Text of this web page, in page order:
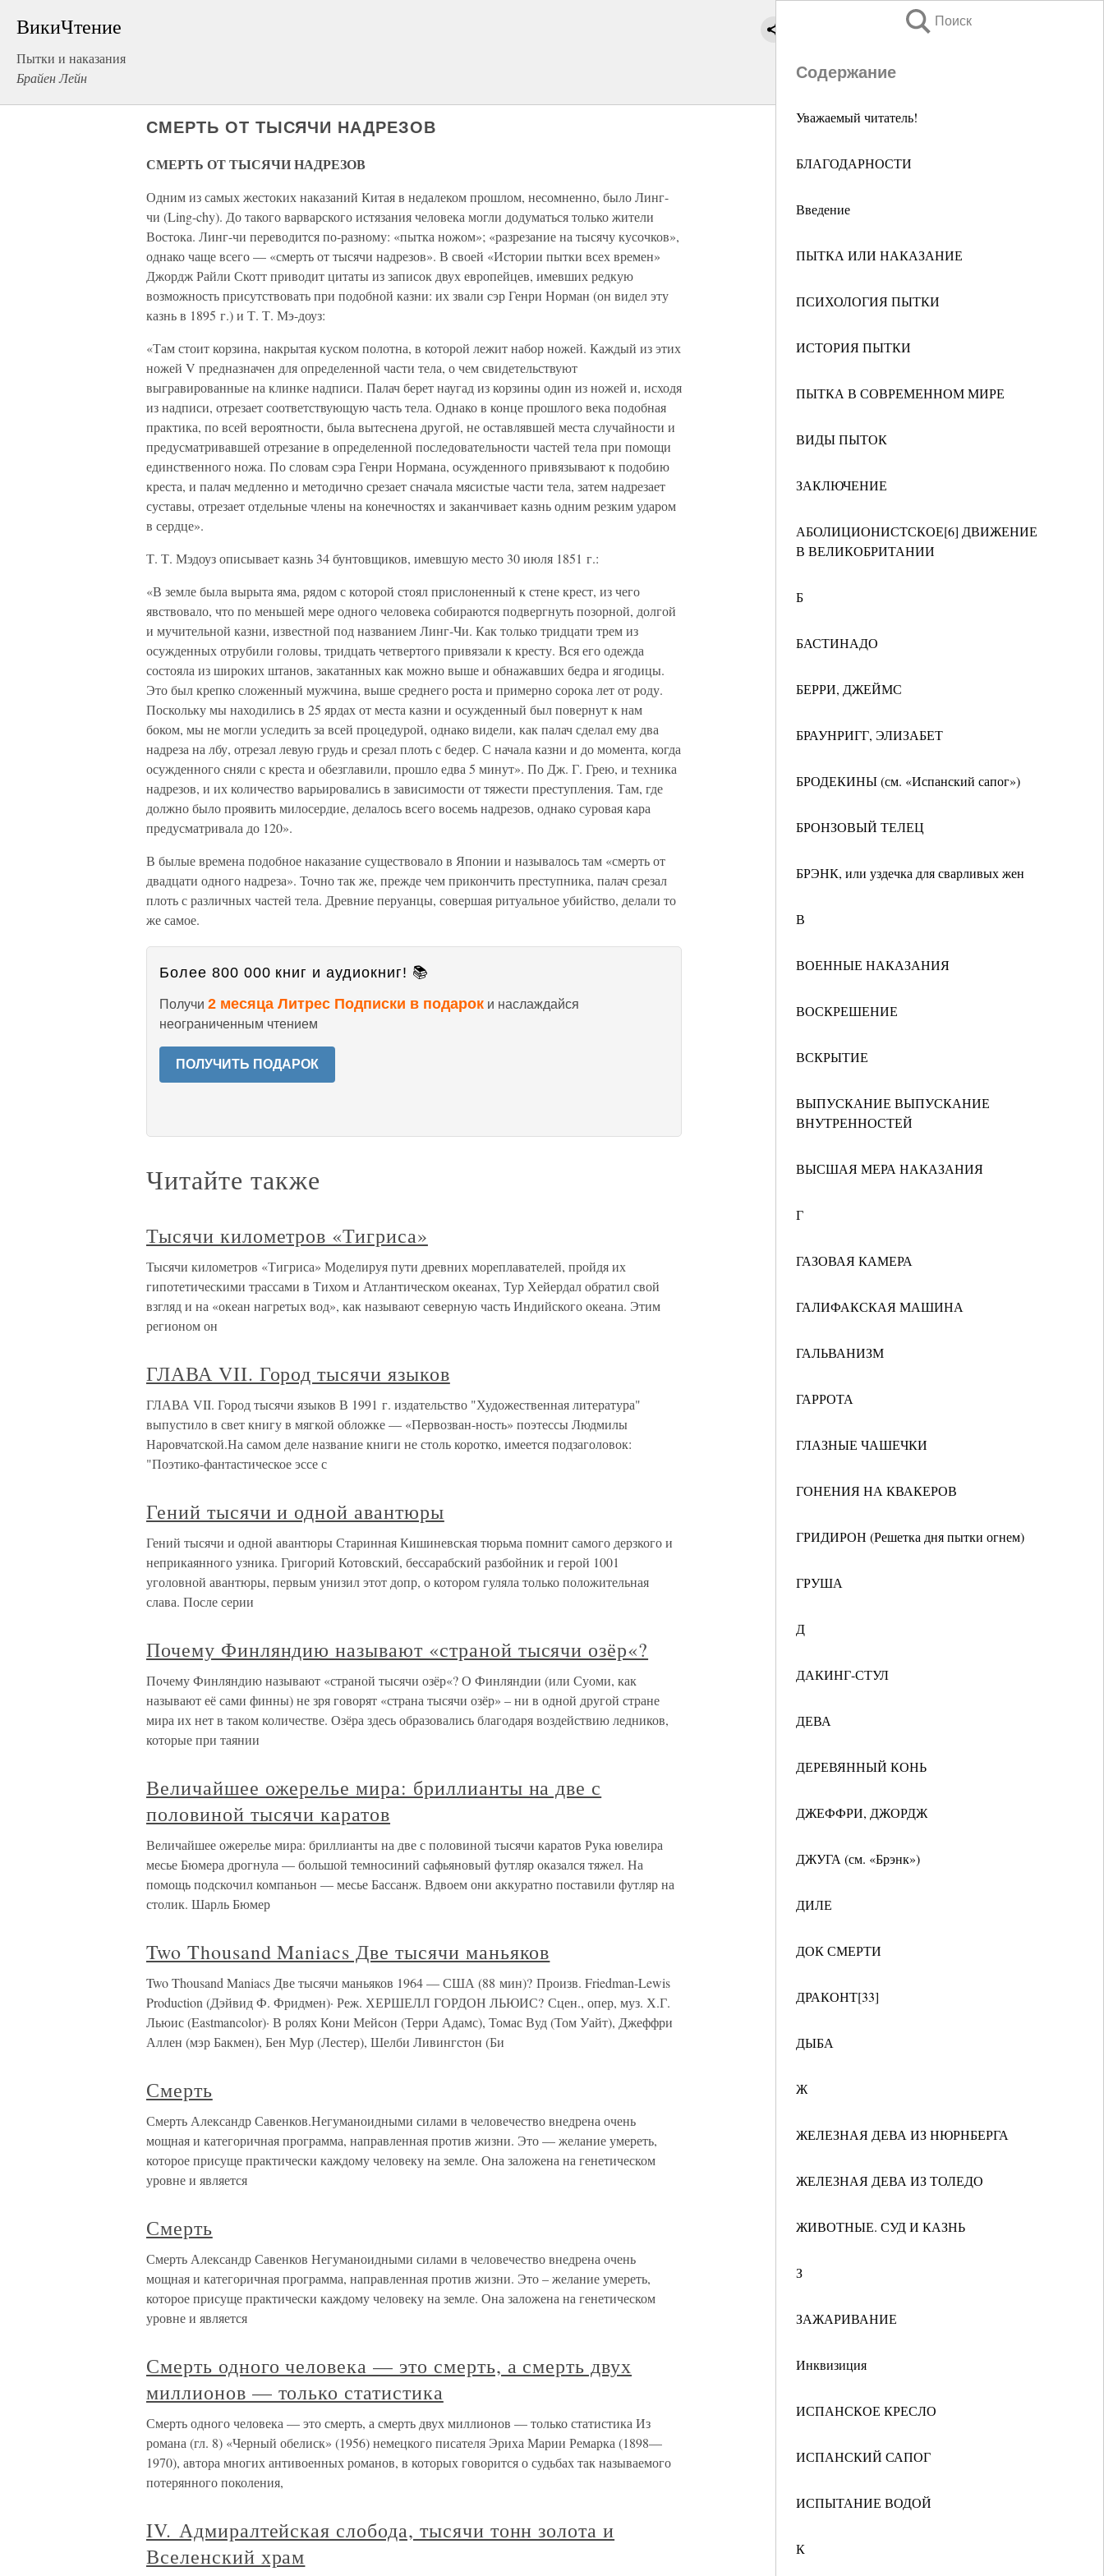
ВикиЧтение
Пытки и наказания
Брайен Лейн
Поиск
Содержание
Уважаемый читатель!
БЛАГОДАРНОСТИ
Введение
ПЫТКА ИЛИ НАКАЗАНИЕ
ПСИХОЛОГИЯ ПЫТКИ
ИСТОРИЯ ПЫТКИ
ПЫТКА В СОВРЕМЕННОМ МИРЕ
ВИДЫ ПЫТОК
ЗАКЛЮЧЕНИЕ
АБОЛИЦИОНИСТСКОЕ[6] ДВИЖЕНИЕ
В ВЕЛИКОБРИТАНИИ
Б
БАСТИНАДО
БЕРРИ, ДЖЕЙМС
БРАУНРИГГ, ЭЛИЗАБЕТ
БРОДЕКИНЫ (см. «Испанский сапог»)
БРОНЗОВЫЙ ТЕЛЕЦ
БРЭНК, или уздечка для сварливых жен
В
ВОЕННЫЕ НАКАЗАНИЯ
ВОСКРЕШЕНИЕ
ВСКРЫТИЕ
ВЫПУСКАНИЕ ВЫПУСКАНИЕ
ВНУТРЕННОСТЕЙ
ВЫСШАЯ МЕРА НАКАЗАНИЯ
Г
ГАЗОВАЯ КАМЕРА
ГАЛИФАКСКАЯ МАШИНА
ГАЛЬВАНИЗМ
ГАРРОТА
ГЛАЗНЫЕ ЧАШЕЧКИ
ГОНЕНИЯ НА КВАКЕРОВ
ГРИДИРОН (Решетка дня пытки огнем)
ГРУША
Д
ДАКИНГ-СТУЛ
ДЕВА
ДЕРЕВЯННЫЙ КОНЬ
ДЖЕФФРИ, ДЖОРДЖ
ДЖУГА (см. «Брэнк»)
ДИЛЕ
ДОК СМЕРТИ
ДРАКОНТ[33]
ДЫБА
Ж
ЖЕЛЕЗНАЯ ДЕВА ИЗ НЮРНБЕРГА
ЖЕЛЕЗНАЯ ДЕВА ИЗ ТОЛЕДО
ЖИВОТНЫЕ. СУД И КАЗНЬ
З
ЗАЖАРИВАНИЕ
Инквизиция
ИСПАНСКОЕ КРЕСЛО
ИСПАНСКИЙ САПОГ
ИСПЫТАНИЕ ВОДОЙ
К
СМЕРТЬ ОТ ТЫСЯЧИ НАДРЕЗОВ
СМЕРТЬ ОТ ТЫСЯЧИ НАДРЕЗОВ
Одним из самых жестоких наказаний Китая в недалеком прошлом, несомненно, было Линг-
чи (Ling-chy). До такого варварского истязания человека могли додуматься только жители
Востока. Линг-чи переводится по-разному: «пытка ножом»; «разрезание на тысячу кусочков»,
однако чаще всего — «смерть от тысячи надрезов». В своей «Истории пытки всех времен»
Джордж Райли Скотт приводит цитаты из записок двух европейцев, имевших редкую
возможность присутствовать при подобной казни: их звали сэр Генри Норман (он видел эту
казнь в 1895 г.) и Т. Т. Мэ-доуз:
«Там стоит корзина, накрытая куском полотна, в которой лежит набор ножей. Каждый из этих
ножей V предназначен для определенной части тела, о чем свидетельствуют
выгравированные на клинке надписи. Палач берет наугад из корзины один из ножей и, исходя
из надписи, отрезает соответствующую часть тела. Однако в конце прошлого века подобная
практика, по всей вероятности, была вытеснена другой, не оставлявшей места случайности и
предусматривавшей отрезание в определенной последовательности частей тела при помощи
единственного ножа. По словам сэра Генри Нормана, осужденного привязывают к подобию
креста, и палач медленно и методично срезает сначала мясистые части тела, затем надрезает
суставы, отрезает отдельные члены на конечностях и заканчивает казнь одним резким ударом
в сердце».
Т. Т. Мэдоуз описывает казнь 34 бунтовщиков, имевшую место 30 июля 1851 г.:
«В земле была вырыта яма, рядом с которой стоял прислоненный к стене крест, из чего
явствовало, что по меньшей мере одного человека собираются подвергнуть позорной, долгой
и мучительной казни, известной под названием Линг-Чи. Как только тридцати трем из
осужденных отрубили головы, тридцать четвертого привязали к кресту. Вся его одежда
состояла из широких штанов, закатанных как можно выше и обнажавших бедра и ягодицы.
Это был крепко сложенный мужчина, выше среднего роста и примерно сорока лет от роду.
Поскольку мы находились в 25 ярдах от места казни и осужденный был повернут к нам
боком, мы не могли уследить за всей процедурой, однако видели, как палач сделал ему два
надреза на лбу, отрезал левую грудь и срезал плоть с бедер. С начала казни и до момента, когда
осужденного сняли с креста и обезглавили, прошло едва 5 минут». По Дж. Г. Грею, и техника
надрезов, и их количество варьировались в зависимости от тяжести преступления. Там, где
должно было проявить милосердие, делалось всего восемь надрезов, однако суровая кара
предусматривала до 120».
В былые времена подобное наказание существовало в Японии и называлось там «смерть от
двадцати одного надреза». Точно так же, прежде чем прикончить преступника, палач срезал
плоть с различных частей тела. Древние перуанцы, совершая ритуальное убийство, делали то
же самое.
Более 800 000 книг и аудиокниг! 📚
Получи 2 месяца Литрес Подписки в подарок и наслаждайся
неограниченным чтением
ПОЛУЧИТЬ ПОДАРОК
Читайте также
Тысячи километров «Тигриса»
Тысячи километров «Тигриса» Моделируя пути древних мореплавателей, пройдя их
гипотетическими трассами в Тихом и Атлантическом океанах, Тур Хейердал обратил свой
взгляд и на «океан нагретых вод», как называют северную часть Индийского океана. Этим
регионом он
ГЛАВА VII. Город тысячи языков
ГЛАВА VII. Город тысячи языков В 1991 г. издательство "Художественная литература"
выпустило в свет книгу в мягкой обложке — «Первозван-ность» поэтессы Людмилы
Наровчатской.На самом деле название книги не столь коротко, имеется подзаголовок:
"Поэтико-фантастическое эссе с
Гений тысячи и одной авантюры
Гений тысячи и одной авантюры Старинная Кишиневская тюрьма помнит самого дерзкого и
неприкаянного узника. Григорий Котовский, бессарабский разбойник и герой 1001
уголовной авантюры, первым унизил этот допр, о котором гуляла только положительная
слава. После серии
Почему Финляндию называют «страной тысячи озёр«?
Почему Финляндию называют «страной тысячи озёр«? О Финляндии (или Суоми, как
называют её сами финны) не зря говорят «страна тысячи озёр» – ни в одной другой стране
мира их нет в таком количестве. Озёра здесь образовались благодаря воздействию ледников,
которые при таянии
Величайшее ожерелье мира: бриллианты на две с
половиной тысячи каратов
Величайшее ожерелье мира: бриллианты на две с половиной тысячи каратов Рука ювелира
месье Бюмера дрогнула — большой темносиний сафьяновый футляр оказался тяжел. На
помощь подскочил компаньон — месье Бассанж. Вдвоем они аккуратно поставили футляр на
столик. Шарль Бюмер
Two Thousand Maniacs Две тысячи маньяков
Two Thousand Maniacs Две тысячи маньяков 1964 — США (88 мин)? Произв. Friedman-Lewis
Production (Дэйвид Ф. Фридмен)· Реж. ХЕРШЕЛЛ ГОРДОН ЛЬЮИС? Сцен., опер, муз. Х.Г.
Льюис (Eastmancolor)· В ролях Кони Мейсон (Терри Адамс), Томас Вуд (Том Уайт), Джеффри
Аллен (мэр Бакмен), Бен Мур (Лестер), Шелби Ливингстон (Би
Смерть
Смерть Александр Савенков.Негуманоидными силами в человечество внедрена очень
мощная и категоричная программа, направленная против жизни. Это — желание умереть,
которое присуще практически каждому человеку на земле. Она заложена на генетическом
уровне и является
Смерть
Смерть Александр Савенков Негуманоидными силами в человечество внедрена очень
мощная и категоричная программа, направленная против жизни. Это – желание умереть,
которое присуще практически каждому человеку на земле. Она заложена на генетическом
уровне и является
Смерть одного человека — это смерть, а смерть двух
миллионов — только статистика
Смерть одного человека — это смерть, а смерть двух миллионов — только статистика Из
романа (гл. 8) «Черный обелиск» (1956) немецкого писателя Эриха Марии Ремарка (1898—
1970), автора многих антивоенных романов, в которых говорится о судьбах так называемого
потерянного поколения,
IV. Адмиралтейская слобода, тысячи тонн золота и
Вселенский храм